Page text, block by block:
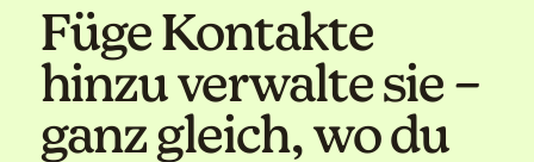
Füge Kontakte
hinzu verwalte sie –
ganz gleich, wo du